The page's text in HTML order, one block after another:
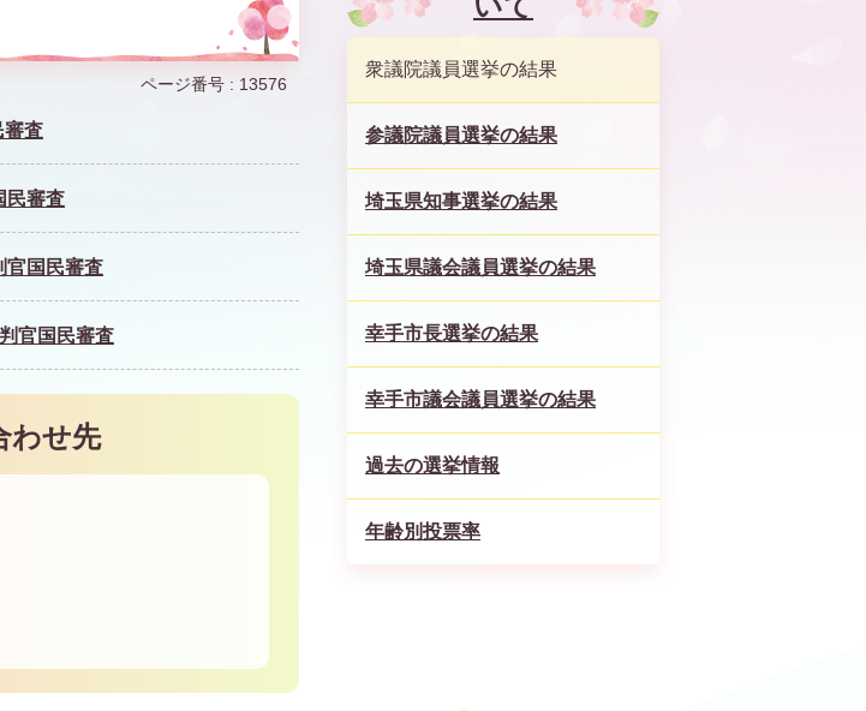
ページ番号 : 13576
審査
民審査
官国民審査
官国民審査
わせ先
衆議院議員選挙の結果
参議院議員選挙の結果
埼玉県知事選挙の結果
埼玉県議会議員選挙の結果
幸手市長選挙の結果
幸手市議会議員選挙の結果
過去の選挙情報
年齢別投票率